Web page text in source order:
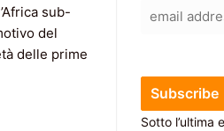
sub-
del
delle prime
Sotto l’ultima